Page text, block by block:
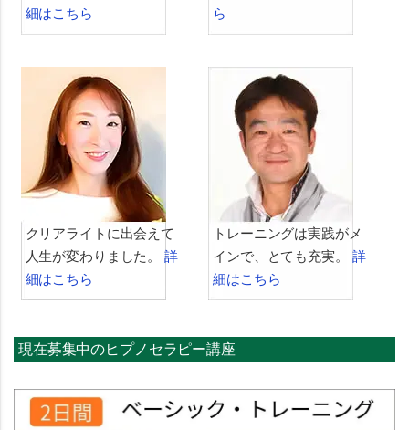
細はこちら
ら
クリアライトに出会えて
人生が変わりました。 詳
細はこちら
トレーニングは実践がメ
インで、とても充実。 詳
細はこちら
現在募集中のヒプノセラピー講座